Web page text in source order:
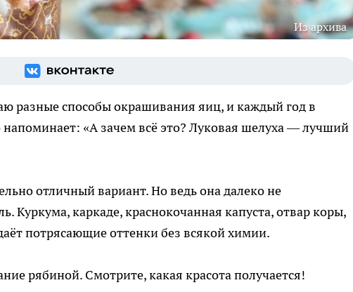
Из архива
разные способы окрашивания яиц, и каждый год в
«А зачем всё это? Луковая шелуха — лучший
отличный вариант. Но ведь она далеко не
Куркума, каркаде, краснокочанная капуста, отвар коры,
потрясающие оттенки без всякой химии.
рябиной. Смотрите, какая красота получается!